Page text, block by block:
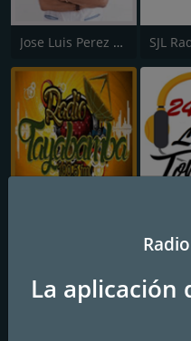
Jose Luis Perez A - Radio Online SJL
La aplicación